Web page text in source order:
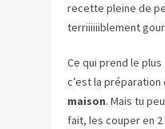
recette pleine de
terriiiiiiblement
Ce qui prend le
c’est la préparation
maison. Mais tu
fait, les couper en